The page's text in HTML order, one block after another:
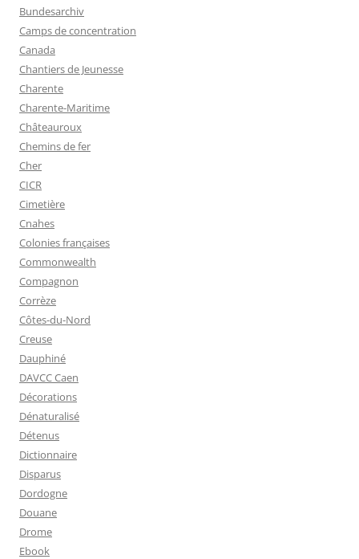
Bundesarchiv
Camps de concentration
Canada
Chantiers de Jeunesse
Charente
Charente-Maritime
Châteauroux
Chemins de fer
Cher
CICR
Cimetière
Cnahes
Colonies françaises
Commonwealth
Compagnon
Corrèze
Côtes-du-Nord
Creuse
Dauphiné
DAVCC Caen
Décorations
Dénaturalisé
Détenus
Dictionnaire
Disparus
Dordogne
Douane
Drome
Ebook